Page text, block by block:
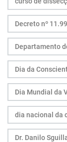
Decreto nº
Departamento
Dia da
Dia Mundial da
dia nacional da
Dr. Danilo